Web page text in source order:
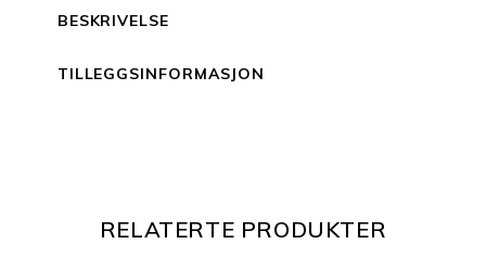
BESKRIVELSE
TILLEGGSINFORMASJON
RELATERTE PRODUKTER